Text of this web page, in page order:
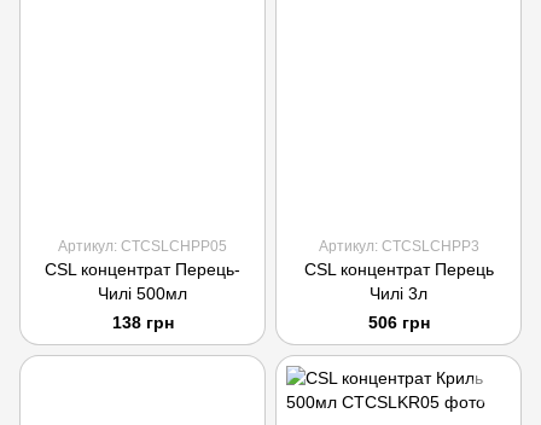
Артикул: CTCSLCHPP05
CSL концентрат Перець-
Чилі 500мл
138 грн
Артикул: CTCSLCHPP3
CSL концентрат Перець
Чилі 3л
506 грн